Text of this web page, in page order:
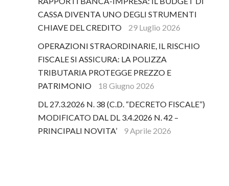
CASSA DIVENTA UNO DEGLI STRUMENTI
CHIAVE DEL CREDITO
29 Luglio 2026
OPERAZIONI STRAORDINARIE, IL RISCHIO
FISCALE SI ASSICURA: LA POLIZZA
TRIBUTARIA PROTEGGE PREZZO E
PATRIMONIO
18 Giugno 2026
DL 27.3.2026 N. 38 (C.D. “DECRETO FISCALE”)
MODIFICATO DAL DL 3.4.2026 N. 42 –
PRINCIPALI NOVITA’
9 Aprile 2026